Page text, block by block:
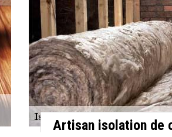
Artisan isolation de